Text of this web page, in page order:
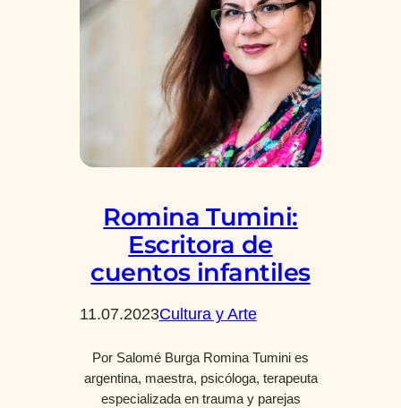
Romina Tumini:
Escritora de
cuentos infantiles
11.07.2023Cultura y Arte
Por Salomé Burga Romina Tumini es
argentina, maestra, psicóloga, terapeuta
especializada en trauma y parejas